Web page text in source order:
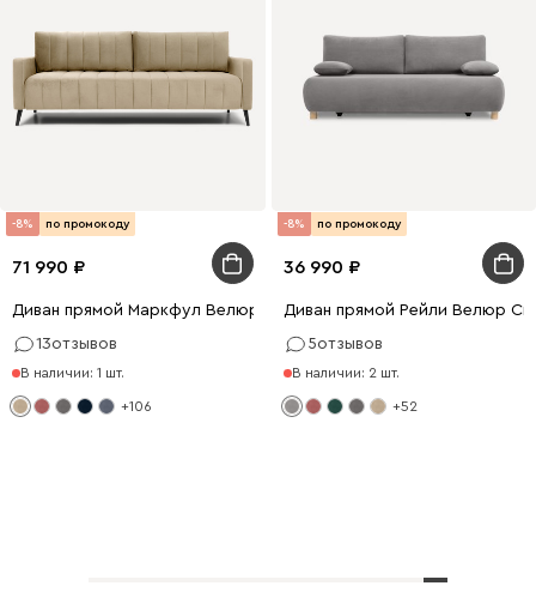
-8% по промокоду
71 990
Диван прямой Маркфул Велюр Бежевый
13отзывов
В наличии: 1 шт.
+106
-8% по промокоду
36 990
Диван прямой Рейли Велюр
5отзывов
В наличии: 2 шт.
+52